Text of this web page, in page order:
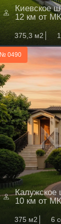
Киевское
12 км от
375,3 м2
№ 0490
Калужское
10 км от
375 м2 6